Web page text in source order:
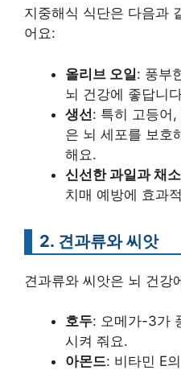
지중해식 식단은 다음과
어요:
올리브 오일: 풍부
뇌 건강에 좋답니
생선: 특히 고등어
은 뇌 세포를 보호
해요.
신선한 과일과 채소
치매 예방에 효과
2. 견과류와 씨앗
견과류와 씨앗은 뇌 건강
호두: 오메가-3가
시켜 줘요.
아몬드: 비타민 E